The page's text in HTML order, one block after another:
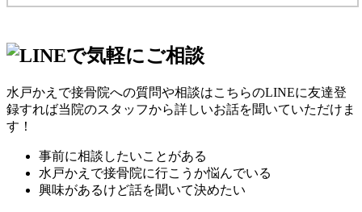
水戸かえで接骨院への質問や相談はこちらのLINEに友達登
録すれば当院のスタッフから詳しいお話を聞いていただけま
す！
事前に相談したいことがある
水戸かえで接骨院に行こうか悩んでいる
興味があるけど話を聞いて決めたい